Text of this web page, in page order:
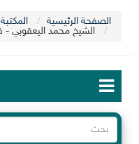
الصفحة الرئيسية
الشيخ محمد اليعقوبي -